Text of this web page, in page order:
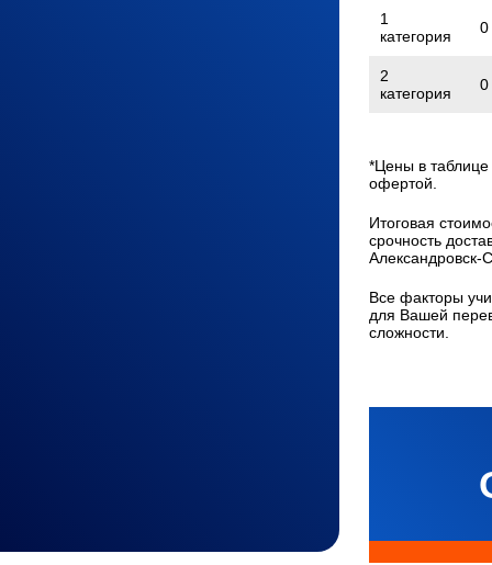
1
категория
0
2
категория
0
*Цены в
офертой.
Итоговая
срочность
Александровск-
Все факторы
для Вашей
сложности.